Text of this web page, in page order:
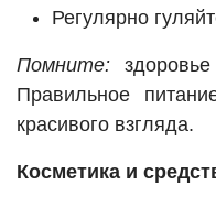
Регулярно
Помните:
Правильное
красивого взгляда.
Косметика и